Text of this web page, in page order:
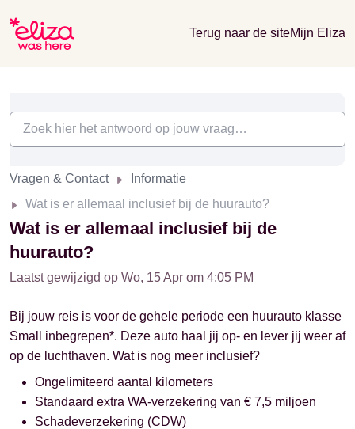
Terug naar de siteMijn Eliza
Vragen & Contact
Informatie
Wat is er allemaal inclusief bij de huurauto?
Wat is er allemaal inclusief bij de
huurauto?
Laatst gewijzigd op Wo, 15 Apr om 4:05 PM
Bij jouw reis is voor de gehele periode een huurauto klasse
Small inbegrepen*. Deze auto haal jij op- en lever jij weer af
op de luchthaven. Wat is nog meer inclusief?
Ongelimiteerd aantal kilometers
Standaard extra WA-verzekering van € 7,5 miljoen
Schadeverzekering (CDW)